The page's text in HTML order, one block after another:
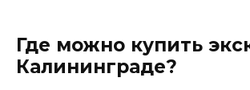
Где можно купить
Калининграде?